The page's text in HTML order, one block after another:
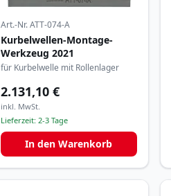
Art.-Nr.ATT-074-A
Kurbelwellen-Montage-
Werkzeug 2021
für Kurbelwelle mit Rollenlager
2.131,10 €
inkl. MwSt.
Lieferzeit:2-3 Tage
In den Warenkorb